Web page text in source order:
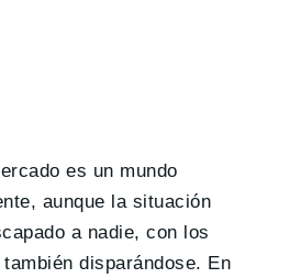
es un mundo
aunque la situación
a nadie, con los
disparándose. En